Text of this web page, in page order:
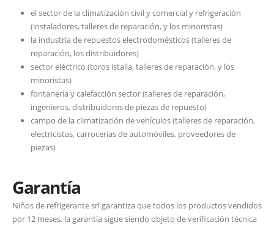
el sector de la climatización civil y comercial y refrigeración
(instaladores, talleres de reparación, y los minoristas)
la industria de repuestos electrodomésticos (talleres de
reparación, los distribuidores)
sector eléctrico (toros istalla, talleres de reparación, y los
minoristas)
fontanería y calefacción sector (talleres de reparación,
ingenieros, distribuidores de piezas de repuesto)
campo de la climatización de vehículos (talleres de reparación,
electricistas, carrocerías de automóviles, proveedores de
piezas)
Garantía
Niños de refrigerante srl garantiza que todos los productos vendidos
por 12 meses, la garantía sigue siendo objeto de verificación técnica